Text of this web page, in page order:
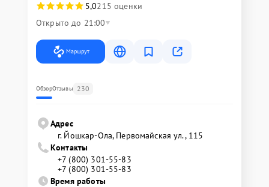
5,0215 оценки
Открыто до 21:00
Маршрут
ОбзорОтзывы 230
Адрес
г. Йошкар-Ола, Первомайская ул., 115
Контакты
+7 (800) 301-55-83
+7 (800) 301-55-83
Время работы